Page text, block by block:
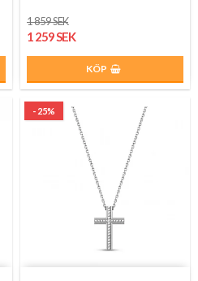
1 859 SEK
1 259 SEK
KÖP
- 25%